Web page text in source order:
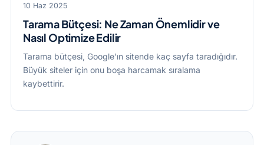
10 Haz 2025
Tarama Bütçesi: Ne Zaman Önemlidir ve
Nasıl Optimize Edilir
Tarama bütçesi, Google'ın sitende kaç sayfa taradığıdır.
Büyük siteler için onu boşa harcamak sıralama
kaybettirir.